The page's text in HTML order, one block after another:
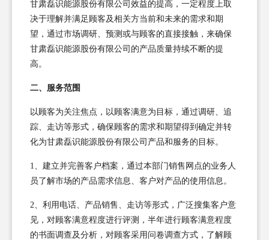
甘肃磊识能源股份有限公司效益的提高，一定程度上取
决于理解并满足顾客及相关方当前和未来的需求和期
望，通过市场调研、预测或与顾客的直接接触，来确保
甘肃磊识能源股份有限公司的产品质量持续不断的提
高。
二、服务范围
以顾客为关注焦点，以顾客满意为目标，通过调研、追
踪、走访等形式，确保顾客的需求和期望得到确定并转
化为甘肃磊识能源股份有限公司产品和服务的目标。
1、建立并完善客户档案，通过本部门销售网点的业务人
员了解市场的产品需求信息、客户对产品的使用信息。
2、利用电话、产品销售、走访等形式，广泛搜集客户意
见，对顾客满意程度进行评测，半年进行顾客满意程度
的书面调查及分析，对顾客采用问卷调查方式，了解顾